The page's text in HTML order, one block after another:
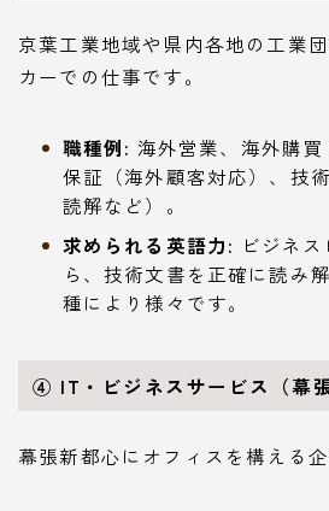
京葉工業地域や県内各地の工業
カーでの仕事です。
職種例: 海外営業、海外購
保証（海外顧客対応）、技
読解など）。
求められる英語力: ビジネ
ら、技術文書を正確に読み
種により様々です。
④ IT・ビジネスサービス（幕張
幕張新都心にオフィスを構える企